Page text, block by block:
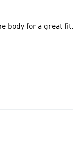
body for a great fit.